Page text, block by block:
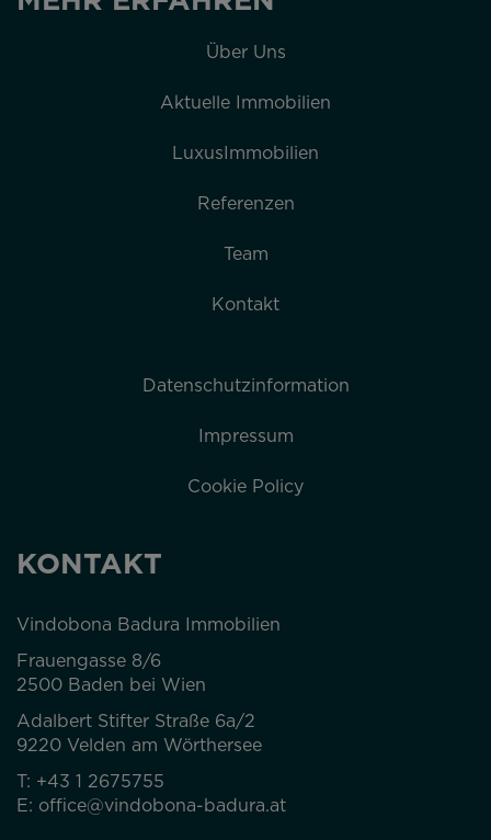
Über Uns
Aktuelle Immobilien
LuxusImmobilien
Referenzen
Team
Kontakt
Datenschutzinformation
Impressum
Cookie Policy
KONTAKT
Vindobona Badura Immobilien
Frauengasse 8/6
2500 Baden bei Wien
Adalbert Stifter Straße 6a/2
9220 Velden am Wörthersee
T: +43 1 2675755
E: office@vindobona-badura.at